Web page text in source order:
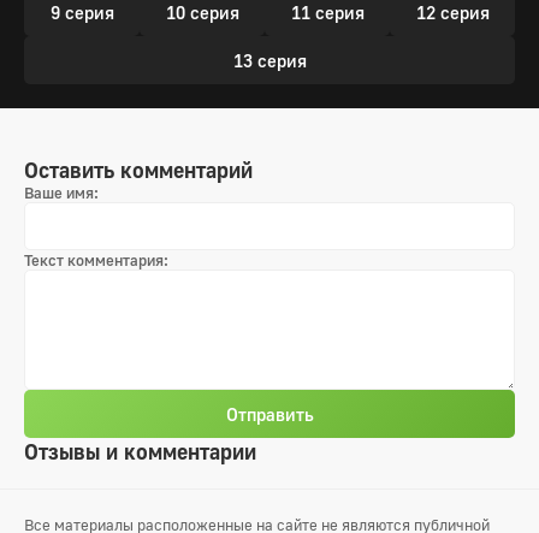
9 серия 10 серия 11 серия 12 серия
13 серия
Отзывы и комментарии
Оставить комментарий
Ваше имя:
Текст комментария:
Отправить
Все материалы расположенные на сайте не являются публичной